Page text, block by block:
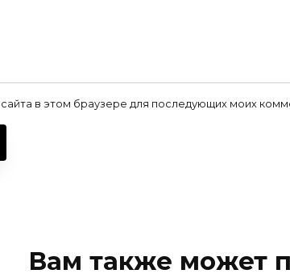
в этом браузере для последующих моих
Вам также может